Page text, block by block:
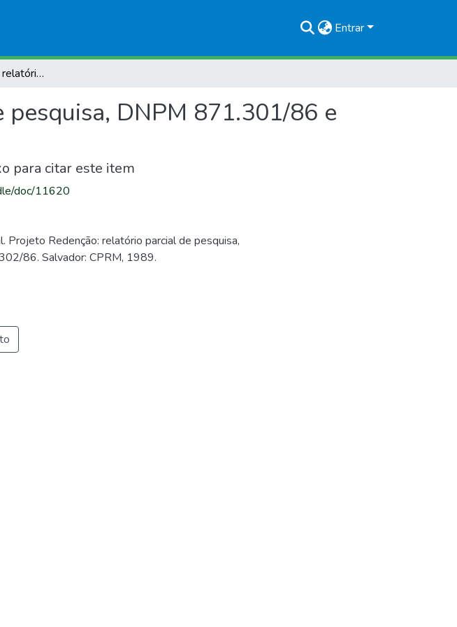
Entrar
Projeto Redenção: relatório parcial de pesquisa, DNPM 871.301/86 e 871.302/86
DNPM 871.301/86 e
para citar este item
doc/11620
Projeto Redenção: relatório parcial de pesquisa,
86. Salvador: CPRM, 1989.